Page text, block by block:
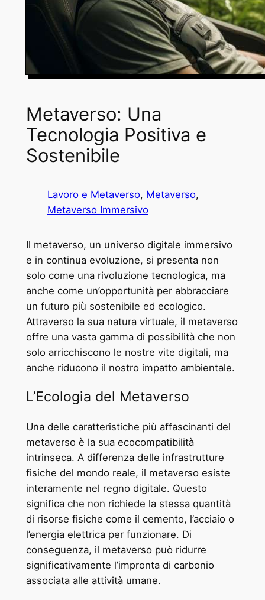
Metaverso: Una
Tecnologia Positiva e
Sostenibile
Lavoro e Metaverso, Metaverso
Metaverso Immersivo
Il metaverso, un universo digitale immersivo
e in continua evoluzione, si presenta non
solo come una rivoluzione tecnologica, ma
anche come un’opportunità per abbracciare
un futuro più sostenibile ed ecologico.
Attraverso la sua natura virtuale, il metaverso
offre una vasta gamma di possibilità che non
solo arricchiscono le nostre vite digitali, ma
anche riducono il nostro impatto ambientale.
L’Ecologia del Metaverso
Una delle caratteristiche più affascinanti del
metaverso è la sua ecocompatibilità
intrinseca. A differenza delle infrastrutture
fisiche del mondo reale, il metaverso esiste
interamente nel regno digitale. Questo
significa che non richiede la stessa quantità
di risorse fisiche come il cemento, l’acciaio o
l’energia elettrica per funzionare. Di
conseguenza, il metaverso può ridurre
significativamente l’impronta di carbonio
associata alle attività umane.